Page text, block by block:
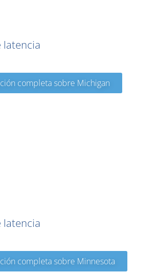
latencia
completa sobre Michigan
latencia
completa sobre Minnesota